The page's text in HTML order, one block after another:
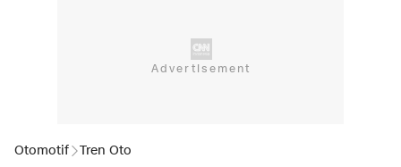
Otomotif Tren Oto